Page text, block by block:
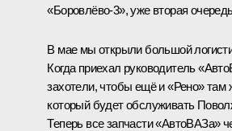
«Боровлёво-3», уже вторая
В мае мы открыли большой
Когда приехал руководитель
захотели, чтобы ещё и «Рено» там
который будет обслуживать
Теперь все запчасти «АвтоВАЗа»